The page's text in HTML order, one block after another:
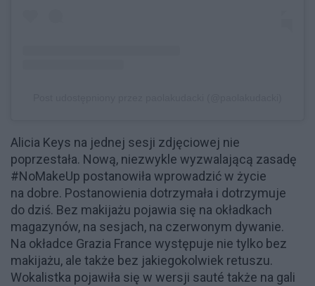
Alicia Keys na jednej sesji zdjęciowej nie
poprzestała. Nową, niezwykle wyzwalającą zasadę
#NoMakeUp postanowiła wprowadzić w życie
na dobre. Postanowienia dotrzymała i dotrzymuje
do dziś. Bez makijażu pojawia się na okładkach
magazynów, na sesjach, na czerwonym dywanie.
Na okładce Grazia France występuje nie tylko bez
makijażu, ale także bez jakiegokolwiek retuszu.
Wokalistka pojawiła się w wersji sauté także na gali